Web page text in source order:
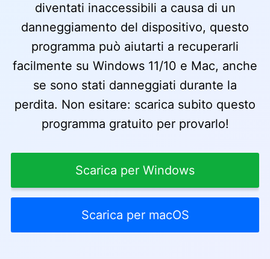
diventati inaccessibili a causa di un
danneggiamento del dispositivo, questo
programma può aiutarti a recuperarli
facilmente su Windows 11/10 e Mac, anche
se sono stati danneggiati durante la
perdita. Non esitare: scarica subito questo
programma gratuito per provarlo!
Scarica per Windows
Scarica per macOS